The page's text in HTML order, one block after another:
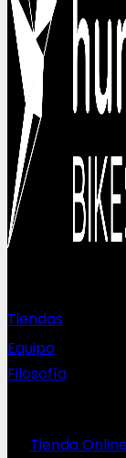
Tiendas
Equipo
Filosofía
Tienda